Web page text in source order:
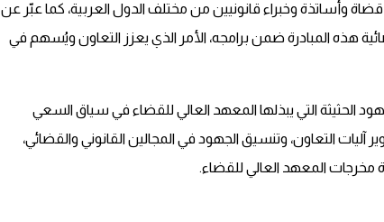
وأساتذة وخبراء قانونيين من مختلف الدول العربية، كما عبّر عن
هذه المبادرة ضمن برامجه، الأمر الذي يعزز التعاون ويُسهم في
الحثيثة التي يبذلها المعهد العالي للقضاء في سياق السعي
التعاون، وتنسيق الجهود في المجالين القانوني والقضائي،
مخرجات المعهد العالي للقضاء.